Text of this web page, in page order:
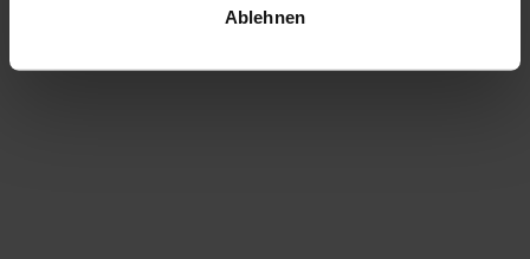
Ablehnen